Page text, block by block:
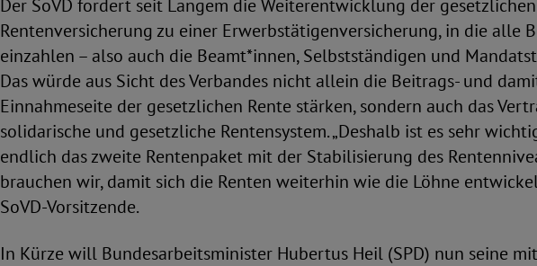
Der SoVD fordert seit Langem die Weiterentwicklung der gesetzlichen
Rentenversicherung zu einer Erwerbstätigenversicherung, in die alle
einzahlen – also auch die Beamt*innen, Selbstständigen und
Das würde aus Sicht des Verbandes nicht allein die Beitrags- und
Einnahmeseite der gesetzlichen Rente stärken, sondern auch das
solidarische und gesetzliche Rentensystem. „Deshalb ist es sehr
endlich das zweite Rentenpaket mit der Stabilisierung des
brauchen wir, damit sich die Renten weiterhin wie die Löhne
SoVD-Vorsitzende.
In Kürze will Bundesarbeitsminister Hubertus Heil (SPD) nun seine